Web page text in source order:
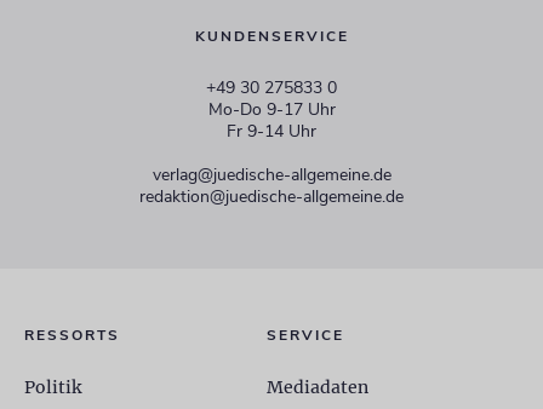
KUNDENSERVICE
+49 30 275833 0
Mo-Do 9-17 Uhr
Fr 9-14 Uhr
verlag@juedische-allgemeine.de
redaktion@juedische-allgemeine.de
RESSORTS
Politik
SERVICE
Mediadaten